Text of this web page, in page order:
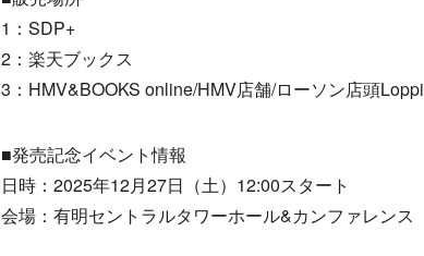
1：SDP+
2：楽天ブックス
3：HMV&BOOKS online/HMV店舗/ローソン店頭Loppi
■発売記念イベント情報
日時：2025年12月27日（土）12:00スタート
会場：有明セントラルタワーホール&カンファレンス